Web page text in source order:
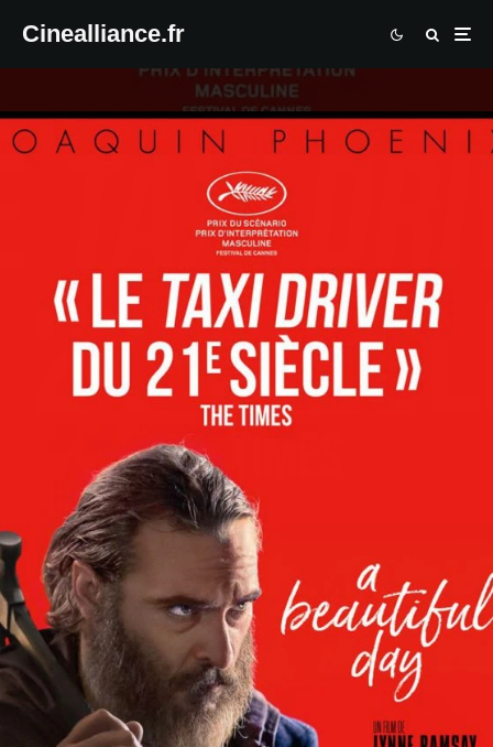
Cinealliance.fr